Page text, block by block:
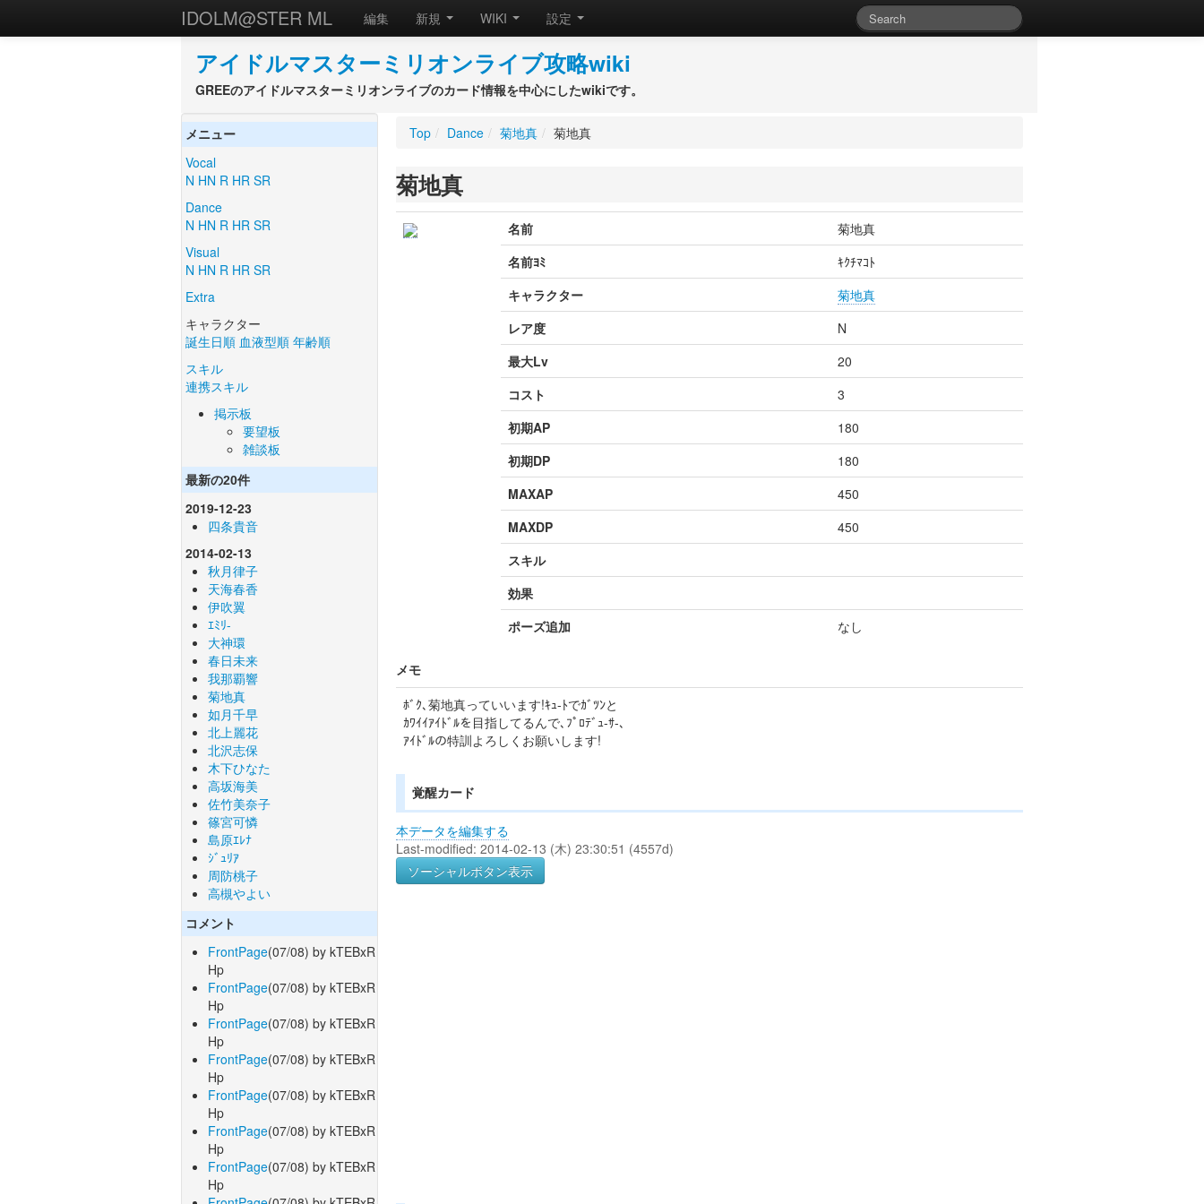
IDOLM@STER ML 編集 新規 WIKI 設定
アイドルマスターミリオンライブ攻略wiki
GREEのアイドルマスターミリオンライブのカード情報を中心にしたwikiです。
メニュー
Vocal
N HN R HR SR
Dance
N HN R HR SR
Visual
N HN R HR SR
Extra
キャラクター
誕生日順 血液型順 年齢順
スキル
連携スキル
掲示板
要望板
雑談板
最新の20件
2019-12-23
四条貴音
2014-02-13
秋月律子
天海春香
伊吹翼
ｴﾐﾘ-
大神環
春日未来
我那覇響
菊地真
如月千早
北上麗花
北沢志保
木下ひなた
高坂海美
佐竹美奈子
篠宮可憐
島原ｴﾚﾅ
ｼﾞｭﾘｱ
周防桃子
高槻やよい
コメント
FrontPage(07/08) by kTEBxR
Hp
FrontPage(07/08) by kTEBxR
Hp
FrontPage(07/08) by kTEBxR
Hp
FrontPage(07/08) by kTEBxR
Hp
FrontPage(07/08) by kTEBxR
Hp
FrontPage(07/08) by kTEBxR
Hp
FrontPage(07/08) by kTEBxR
Hp
Top / Dance / 菊地真 / 菊地真
菊地真
名前
菊地真
名前ﾖﾐ
ｷｸﾁﾏｺﾄ
キャラクター
菊地真
レア度
N
最大Lv
20
コスト
3
初期AP
180
初期DP
180
MAXAP
450
MAXDP
450
スキル
効果
ポーズ追加
なし
メモ
ﾎﾞｸ､菊地真っていいます!ｷｭ-ﾄでｶﾞﾂﾝと
ｶﾜｲｲｱｲﾄﾞﾙを目指してるんで､ﾌﾟﾛﾃﾞｭ-ｻ-､
ｱｲﾄﾞﾙの特訓よろしくお願いします!
覚醒カード
本データを編集する
Last-modified: 2014-02-13 (木) 23:30:51 (4557d)
ソーシャルボタン表示